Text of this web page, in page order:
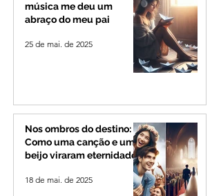
música me deu um
abraço do meu pai
25 de mai. de 2025
Nos ombros do destino:
Como uma canção e um
beijo viraram eternidade
18 de mai. de 2025